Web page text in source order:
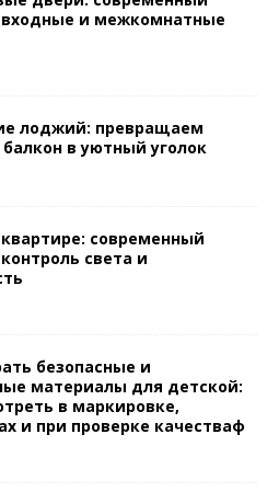
входные и межкомнатные
лоджий: превращаем
в уютный уголок
современный
света и
безопасные и
материалы для детской:
в маркировке,
и при проверке качестваф